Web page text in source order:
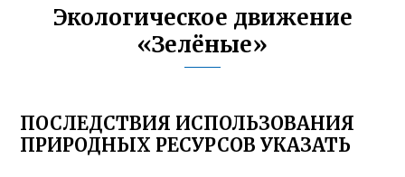
Экологическое движение
«Зелёные»
ПОСЛЕДСТВИЯ ИСПОЛЬЗОВАНИЯ
ПРИРОДНЫХ РЕСУРСОВ УКАЗАТЬ